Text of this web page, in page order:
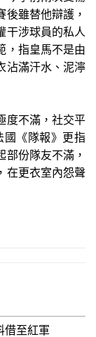
後雖替他辯護，
干涉球員的私人
，指皇馬不是由
沾滿汗水、泥濘
度不滿，社交平
國《隊報》更指
部份隊友不滿，
在更衣室內怨聲
借至紅軍